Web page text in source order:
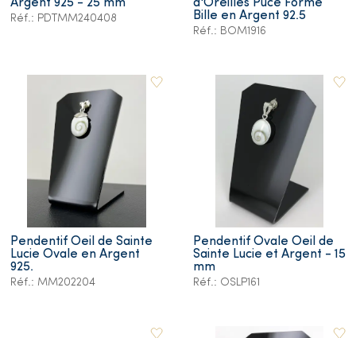
Argent 925 - 25 mm
Réf.: PDTMM240408
d'Oreilles Puce Forme
Bille en Argent 92.5
Réf.: BOM1916
Pendentif Oeil de Sainte
Lucie Ovale en Argent
925.
Réf.: MM202204
Pendentif Ovale Oeil de
Sainte Lucie et Argent - 15
mm
Réf.: OSLP161